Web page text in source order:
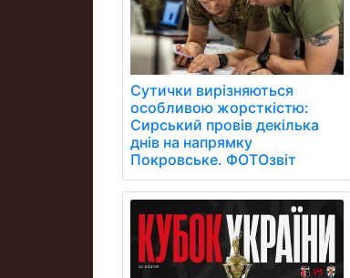
Сутички вирізняються
особливою жорсткістю:
Сирський провів декілька
днів на напрямку
Покровське. ФОТОзвіт